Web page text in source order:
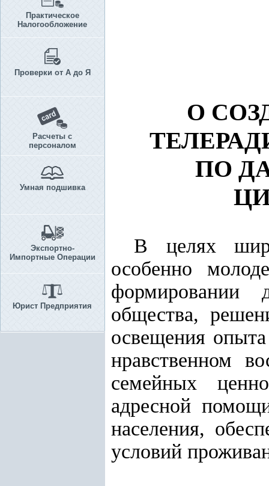
Практическое
Налогообложение
Проверки от А до Я
Расчеты с
персоналом
Умная подшивка
Экспортно-
Импортные Операции
Юрист Предприятия
О
ПО
В целях
особенно
формировании
общества,
освещения
нравственном
семейных
адресной
населения,
условий